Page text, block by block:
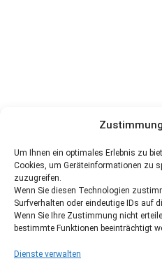
Um Ihnen ein optimales Erlebnis zu
Cookies, um Geräteinformationen zu
zuzugreifen.
Wenn Sie diesen Technologien
Surfverhalten oder eindeutige IDs auf
Wenn Sie Ihre Zustimmung nicht
bestimmte Funktionen beeinträchtigt
Dienste verwalten